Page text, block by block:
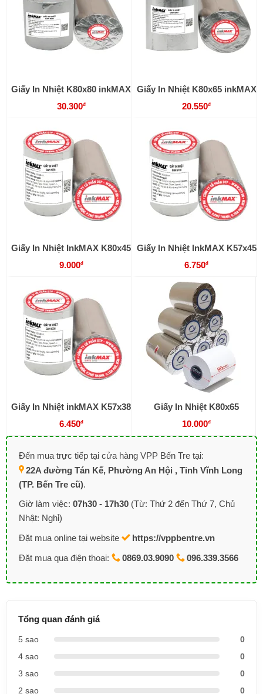
Giấy In Nhiệt K80x80 inkMAX
30.300đ
Giấy In Nhiệt K80x65 inkMAX
20.550đ
Giấy In Nhiệt InkMAX K80x45
9.000đ
Giấy In Nhiệt InkMAX K57x45
6.750đ
Giấy In Nhiệt inkMAX K57x38
6.450đ
Giấy In Nhiệt K80x65
10.000đ
Đến mua trực tiếp tại cửa hàng VPP Bến Tre tại:
22A đường Tán Kế, Phường An Hội , Tỉnh Vĩnh Long
(TP. Bến Tre cũ).
Giờ làm việc: 07h30 - 17h30 (Từ: Thứ 2 đến Thứ 7, Chủ
Nhật: Nghỉ)
Đặt mua online tại website
https://vppbentre.vn
Đặt mua qua điện thoại:
0869.03.9090 096.339.3566
Tổng quan đánh giá
5 sao
0
4 sao
0
3 sao
0
2 sao
0